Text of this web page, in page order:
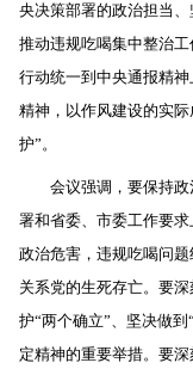
央决策部署的政治担当
推动违规吃喝集中整治
行动统一到中央通报精
精神，以作风建设的实
护”。
会议强调，要保持
署和省委、市委工作要
政治危害，违规吃喝问题
关系党的生死存亡。要
护“两个确立”、坚决做
定精神的重要举措。要